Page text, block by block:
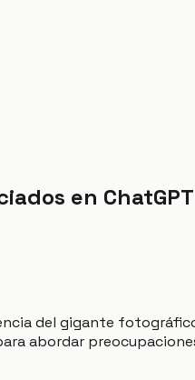
en ChatGPT
del gigante fotográfico
abordar